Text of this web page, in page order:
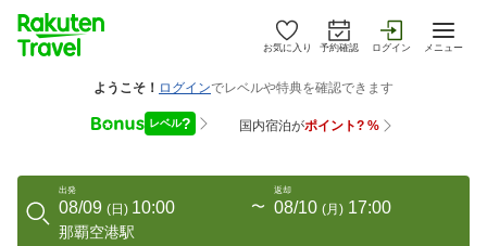
お気に入り 予約確認 ログイン メニュー
出発
08/09 (日) 10:00 〜
返却
08/10 (月 ) 17:00
那覇空港駅